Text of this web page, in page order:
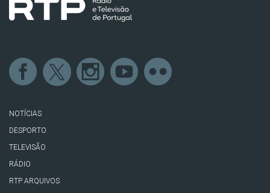
NOTÍCIAS
DESPORTO
TELEVISÃO
RÁDIO
RTP ARQUIVOS